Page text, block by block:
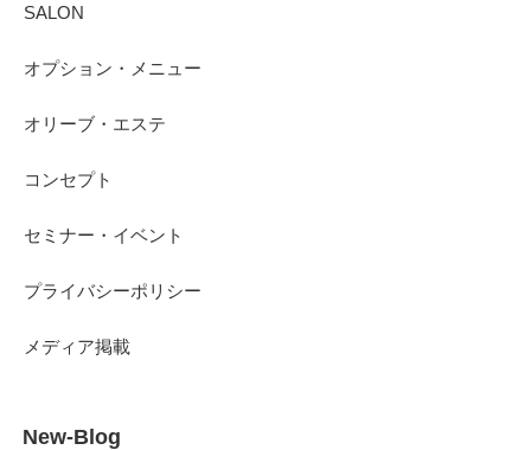
SALON
オプション・メニュー
オリーブ・エステ
コンセプト
セミナー・イベント
プライバシーポリシー
メディア掲載
New-Blog